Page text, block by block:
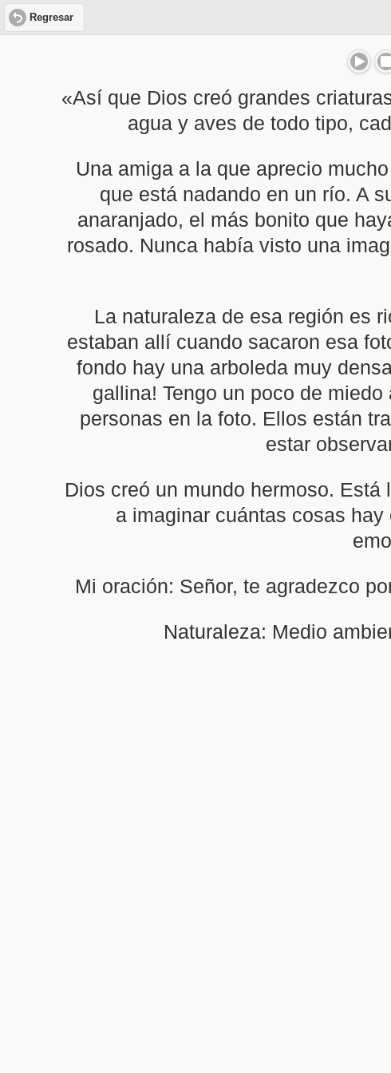
Regresar
«Así que Dios creó grandes
agua y aves de todo tipo,
Una amiga a la que aprecio
que está nadando en un río. A
anaranjado, el más bonito que
rosado. Nunca había visto una
La naturaleza de esa región es
estaban allí cuando sacaron esa
fondo hay una arboleda muy
gallina! Tengo un poco de
personas en la foto. Ellos están
estar
Dios creó un mundo hermoso.
a imaginar cuántas cosas
Mi oración: Señor, te agradezco
Naturaleza: Medio